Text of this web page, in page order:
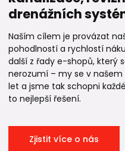
drenážních
Naším cílem je provázat
pohodlností a rychlostí
další z řady e-shopů, který
nerozumí – my se v
let a jsme tak schopni
to nejlepší řešení.
Zjistit více o nás